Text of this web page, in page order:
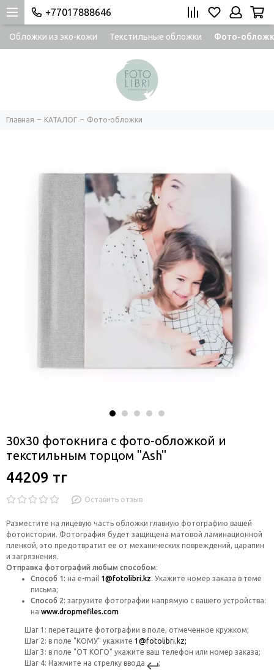
Обложки из эко-кожи Текстильные обложки Фото-
+77017888646
Главная КАТАЛОГ Фото-обложки
30х30 фотокнига с фото-обложкой и
текстильным торцом "Ash"
44209 тг
Оставить отзыв
Разместите на лицевую часть обложки главную фотографию вашей
фотоистории. Фотография будет защищена матовой ламинационной
пленкой, это предотвратит ее от механических повреждений, царапин
и загрязнения.
Отправка фотографий любым способом:
Способ 1: на e-mail 1@fotolibri.kz. Укажите номер заказа в теме
письма;
Способ 2: загрузите фотографии напрямую с вашего устройства:
на www.dropmefiles.com
Шаг 1: перетащите фотографии в поле, отмеченное кружком;
Шаг 2: в поле "КОМУ" укажите 1@fotolibri.kz;
Шаг 3: в поле "ОТ КОГО" укажите ваш телефон или номер заказа;
Шаг 4: Нажмите на стрелку ввода
;